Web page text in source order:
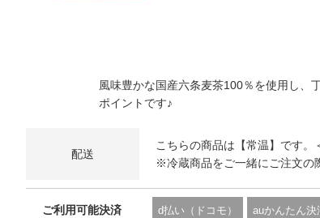
風味豊かな国産六条麦茶100％を使用し、
ポイントです♪
配送
こちらの商品は【常温】です。
※冷蔵商品をご一緒にご注文の
ご利用可能決済 d払い（ドコモ） auかんたん決